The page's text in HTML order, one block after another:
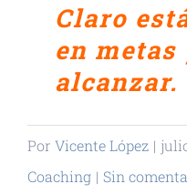
Claro
en
alcanzar.
Por Vicente López |
Coaching | Sin